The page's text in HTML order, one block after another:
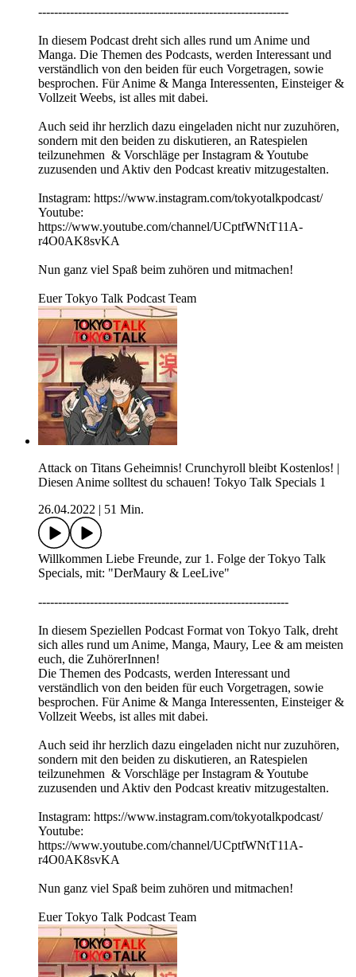
---------------------------------------------------------------
In diesem Podcast dreht sich alles rund um Anime und
Manga. Die Themen des Podcasts, werden Interessant und
verständlich von den beiden für euch Vorgetragen, sowie
besprochen. Für Anime & Manga Interessenten, Einsteiger &
Vollzeit Weebs, ist alles mit dabei.
Auch seid ihr herzlich dazu eingeladen nicht nur zuzuhören,
sondern mit den beiden zu diskutieren, an Ratespielen
teilzunehmen & Vorschläge per Instagram & Youtube
zuzusenden und Aktiv den Podcast kreativ mitzugestalten.
Instagram: https://www.instagram.com/tokyotalkpodcast/
Youtube:
https://www.youtube.com/channel/UCptfWNtT11A-
r4O0AK8svKA
Nun ganz viel Spaß beim zuhören und mitmachen!
Euer Tokyo Talk Podcast Team
Attack on Titans Geheimnis! Crunchyroll bleibt Kostenlos! |
Diesen Anime solltest du schauen! Tokyo Talk Specials 1
26.04.2022
51 Min.
Willkommen Liebe Freunde, zur 1. Folge der Tokyo Talk
Specials, mit: "DerMaury & LeeLive"
---------------------------------------------------------------
In diesem Speziellen Podcast Format von Tokyo Talk, dreht
sich alles rund um Anime, Manga, Maury, Lee & am meisten
euch, die ZuhörerInnen!
Die Themen des Podcasts, werden Interessant und
verständlich von den beiden für euch Vorgetragen, sowie
besprochen. Für Anime & Manga Interessenten, Einsteiger &
Vollzeit Weebs, ist alles mit dabei.
Auch seid ihr herzlich dazu eingeladen nicht nur zuzuhören,
sondern mit den beiden zu diskutieren, an Ratespielen
teilzunehmen & Vorschläge per Instagram & Youtube
zuzusenden und Aktiv den Podcast kreativ mitzugestalten.
Instagram: https://www.instagram.com/tokyotalkpodcast/
Youtube:
https://www.youtube.com/channel/UCptfWNtT11A-
r4O0AK8svKA
Nun ganz viel Spaß beim zuhören und mitmachen!
Euer Tokyo Talk Podcast Team